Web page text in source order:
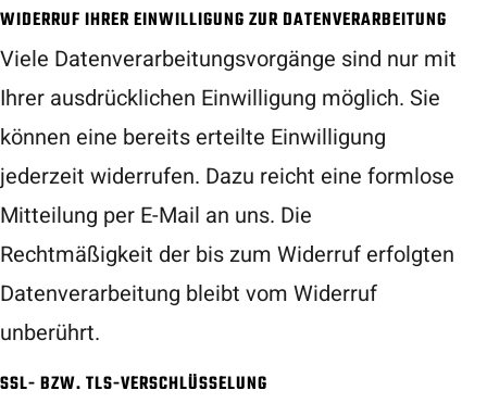
WIDERRUF IHRER EINWILLIGUNG ZUR DATENVERARBEITUNG
Viele Datenverarbeitungsvorgänge sind nur mit
Ihrer ausdrücklichen Einwilligung möglich. Sie
können eine bereits erteilte Einwilligung
jederzeit widerrufen. Dazu reicht eine formlose
Mitteilung per E-Mail an uns. Die
Rechtmäßigkeit der bis zum Widerruf erfolgten
Datenverarbeitung bleibt vom Widerruf
unberührt.
SSL- BZW. TLS-VERSCHLÜSSELUNG